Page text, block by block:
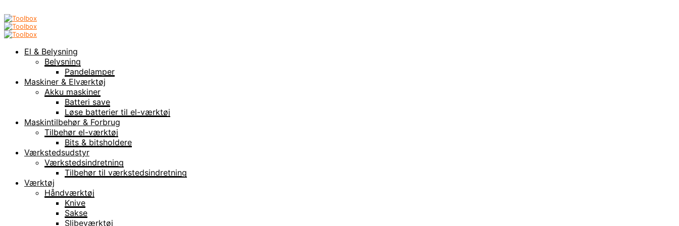
El & Belysning
Belysning
Pandelamper
Maskiner & Elværktøj
Akku maskiner
Batteri save
Løse batterier til el-værktøj
Maskintilbehør & Forbrug
Tilbehør el-værktøj
Bits & bitsholdere
Værkstedsudstyr
Værkstedsindretning
Tilbehør til værkstedsindretning
Værktøj
Håndværktøj
Knive
Sakse
Slibeværktøj